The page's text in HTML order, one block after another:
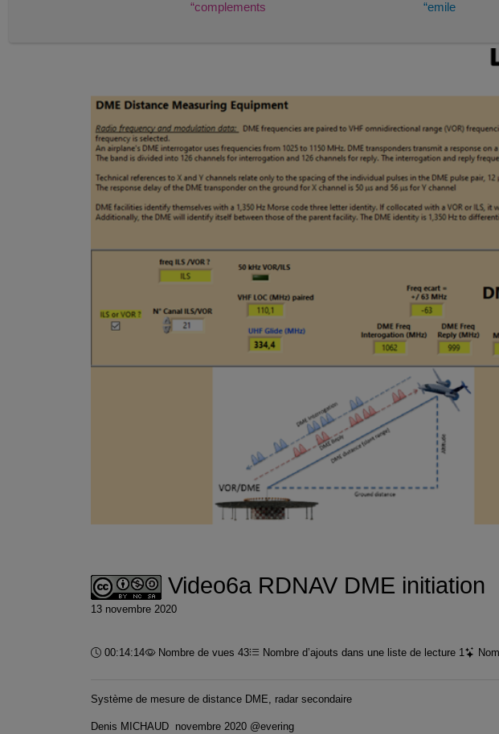
“complements
“emile
Video6a RDNAV DME initiation
13 novembre 2020
Durée :
00:14:14 Nombre de vues 43 Nombre d’ajouts dans une liste de lecture 1
Système de mesure de distance DME, radar secondaire
Denis MICHAUD novembre 2020 @evering